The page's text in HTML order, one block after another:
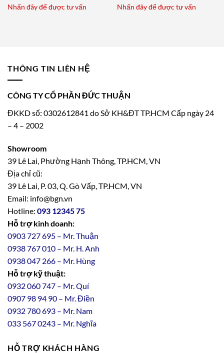
Nhấn đây để được tư vấn
Nhấn đây để được tư vấn
THÔNG TIN LIÊN HỆ
CÔNG TY CỔ PHẦN ĐỨC THUẬN
ĐKKD số: 0302612841 do Sở KH&ĐT TP.HCM Cấp ngày 24
– 4 – 2002
Showroom
39 Lê Lai, Phường Hạnh Thông, TP.HCM, VN
Địa chỉ cũ:
39 Lê Lai, P. 03, Q. Gò Vấp, TP.HCM, VN
Email: info@bgn.vn
Hotline: 093 12345 75
Hỗ trợ kinh doanh:
0903 727 695 – Mr. Thuận
0938 767 010 – Mr. H. Anh
0938 047 266 – Mr. Hùng
Hỗ trợ kỹ thuật:
0932 060 747 – Mr. Quí
0907 98 94 90 – Mr. Điền
0932780693 – Mr. Nam
033 567 0243 – Mr. Nghĩa
HỖ TRỢ KHÁCH HÀNG